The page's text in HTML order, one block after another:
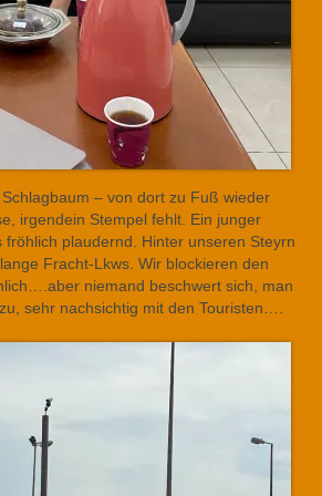
– von dort zu Fuß wieder
irgendein Stempel fehlt. Ein junger
fröhlich plaudernd. Hinter unseren Steyrn
Fracht-Lkws. Wir blockieren den
niemand beschwert sich, man
sehr nachsichtig mit den Touristen….